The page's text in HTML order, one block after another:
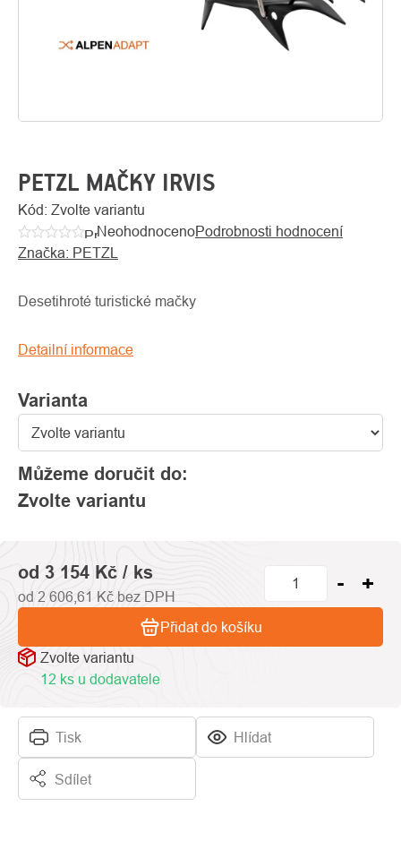
O
PETZL MAČKY IRVIS
Kód: Zvolte variantu
Průměrné
hodnocení
je
z
NeohodnocenoPodrobnosti hodnocení
Značka: PETZL
Varianta
Můžeme doručit do:
Zvolte variantu
Desetihroté turistické mačky
Detailní informace
Tisk Hlídat
Sdílet
od 3 154 Kč / ks
od 2 606,61 Kč bez DPH
Zvolte variantu
12 ks u dodavatele
Přidat do košíku